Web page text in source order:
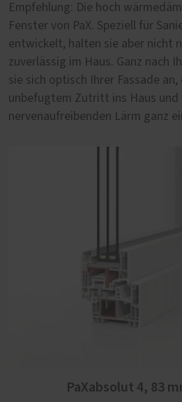
Empfehlung: Die hoch
Fenster von PaX. Speziell für
entwickelt, halten sie aber nicht
zuverlässig im Haus. Ganz nach
sie sich optisch Ihrer Fassade
unbefugtem Zutritt ins Haus und
nervenaufreibenden Lärm ganz
PaXabsolut 4, 83
sicher gehen, dass er auch in
lebenswertes, sicheres und
Zuhause hat. Umso wichtiger ist
Fenster auf Qualität und
bis RC3. Mit einem Uw-Wert von